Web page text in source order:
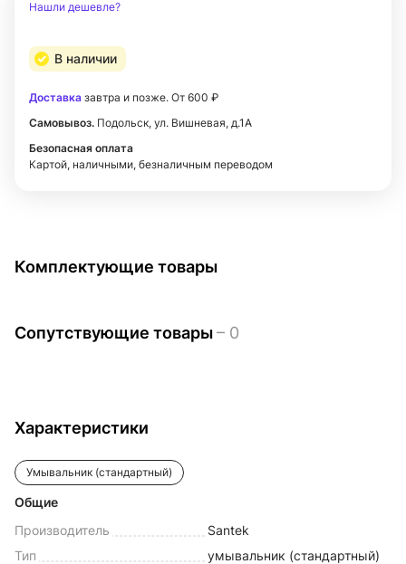
Нашли дешевле?
В наличии
Доставка завтра и позже. От 600 ₽
Самовывоз. Подольск, ул. Вишневая, д.1А
Безопасная оплата
Картой, наличными, безналичным переводом
Комплектующие товары
Сопутствующие товары– 0
Характеристики
Умывальник (стандартный)
Общие
Производитель
Santek
Тип
умывальник (стандартный)